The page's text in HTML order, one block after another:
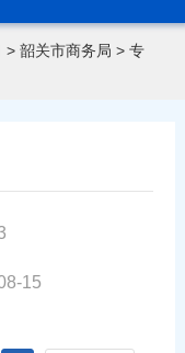
> 韶关市商务局 > 专
15